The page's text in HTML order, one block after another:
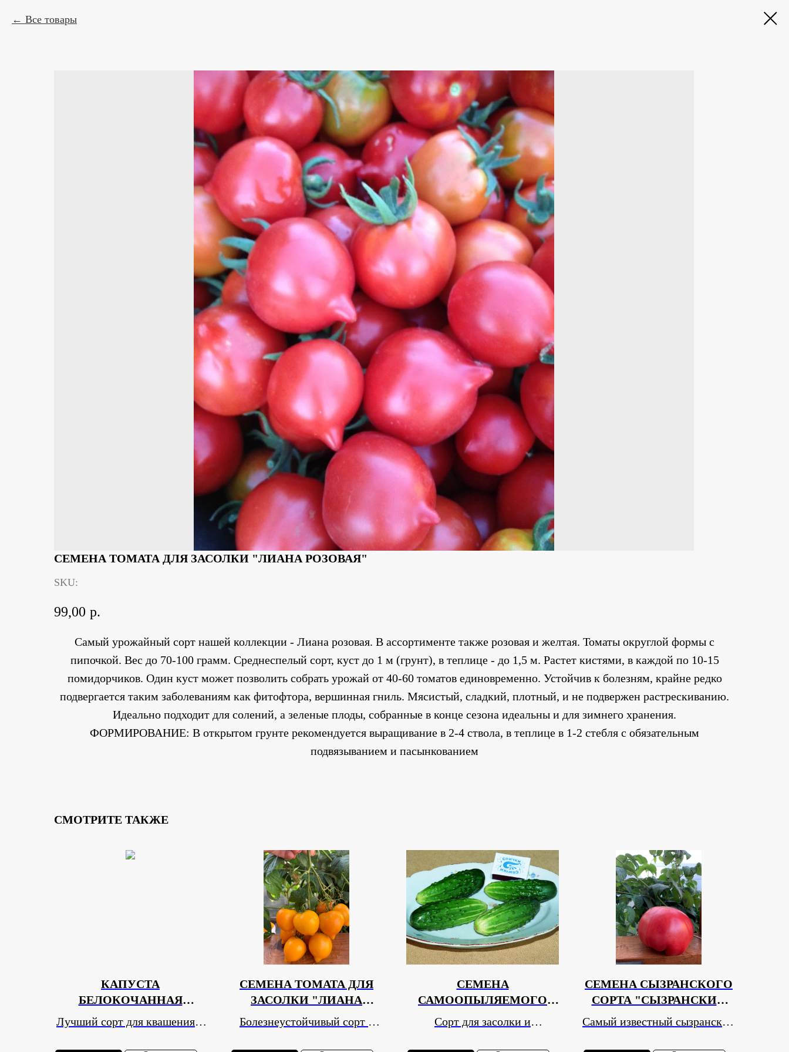
Все товары
СЕМЕНА ТОМАТА ДЛЯ ЗАСОЛКИ "ЛИАНА РОЗОВАЯ"
SKU:
99,00 р.
Самый урожайный сорт нашей коллекции - Лиана розовая. В ассортименте также розовая и желтая. Томаты округлой формы с
пипочкой. Вес до 70-100 грамм. Среднеспелый сорт, куст до 1 м (грунт), в теплице - до 1,5 м. Растет кистями, в каждой по 10-15
помидорчиков. Один куст может позволить собрать урожай от 40-60 томатов единовременно. Устойчив к болезням, крайне редко
подвергается таким заболеваниям как фитофтора, вершинная гниль. Мясистый, сладкий, плотный, и не подвержен растрескиванию.
Идеально подходит для солений, а зеленые плоды, собранные в конце сезона идеальны и для зимнего хранения.
ФОРМИРОВАНИЕ: В открытом грунте рекомендуется выращивание в 2-4 ствола, в теплице в 1-2 стебля с обязательным
подвязыванием и пасынкованием
СМОТРИТЕ ТАКЖЕ
КАПУСТА
БЕЛОКОЧАННАЯ
"СЛАВА 1305"
Лучший сорт для квашения и
СЕМЕНА ТОМАТА ДЛЯ
ЗАСОЛКИ "ЛИАНА
ЖЕЛТАЯ" 20 СЕМЯН
Болезнеустойчивый сорт с
СЕМЕНА
САМООПЫЛЯЕМОГО
ОГУРЦА ОГУРЕЦ
"КАПЕЛЬКА" 10 СЕМЯН
Сорт для засолки и
СЕМЕНА СЫЗРАНСКОГО
СОРТА "СЫЗРАНСКИЙ
РОЗОВЫЙ КРУПНЫЙ" 20
СЕМЯН В УПАКОВКЕ
Самый известный сызранский